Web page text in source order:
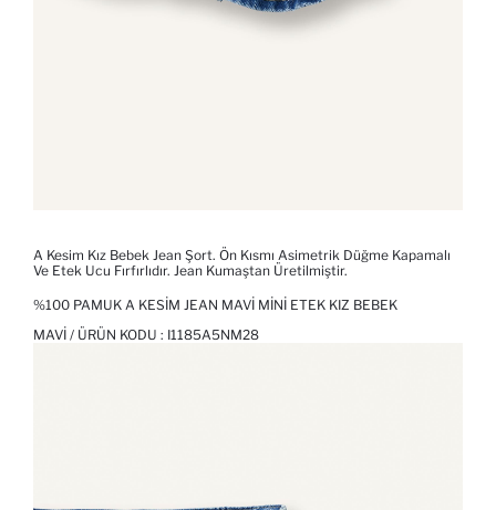
A Kesim Kız Bebek Jean Şort. Ön Kısmı Asimetrik Düğme Kapamalı
Ve Etek Ucu Fırfırlıdır. Jean Kumaştan Üretilmiştir.
%100 PAMUK A KESIM JEAN MAVI MINI ETEK KIZ BEBEK
MAVI / ÜRÜN KODU : I1185A5NM28